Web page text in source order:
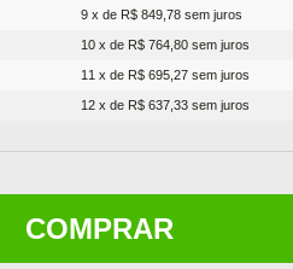
9 x de R$ 849,78 sem juros
10 x de R$ 764,80 sem juros
11 x de R$ 695,27 sem juros
12 x de R$ 637,33 sem juros
COMPRAR